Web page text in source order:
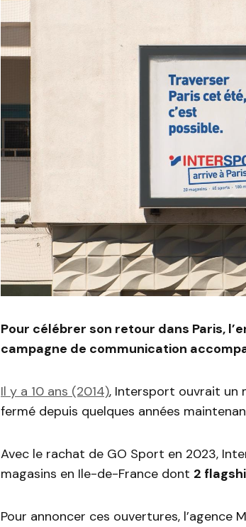
Pour célébrer son retour dans Paris,
campagne de communication
Il y a 10 ans (2014), Intersport ouvrait un
fermé depuis quelques années
Avec le rachat de GO Sport en 2023,
magasins en Ile-de-France dont 2
Pour annoncer ces ouvertures, l’agence